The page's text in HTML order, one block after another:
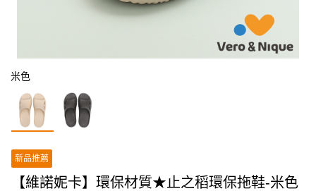
米色
新品推薦
【維諾妮卡】環保材質★止之稻環保拖鞋-米色